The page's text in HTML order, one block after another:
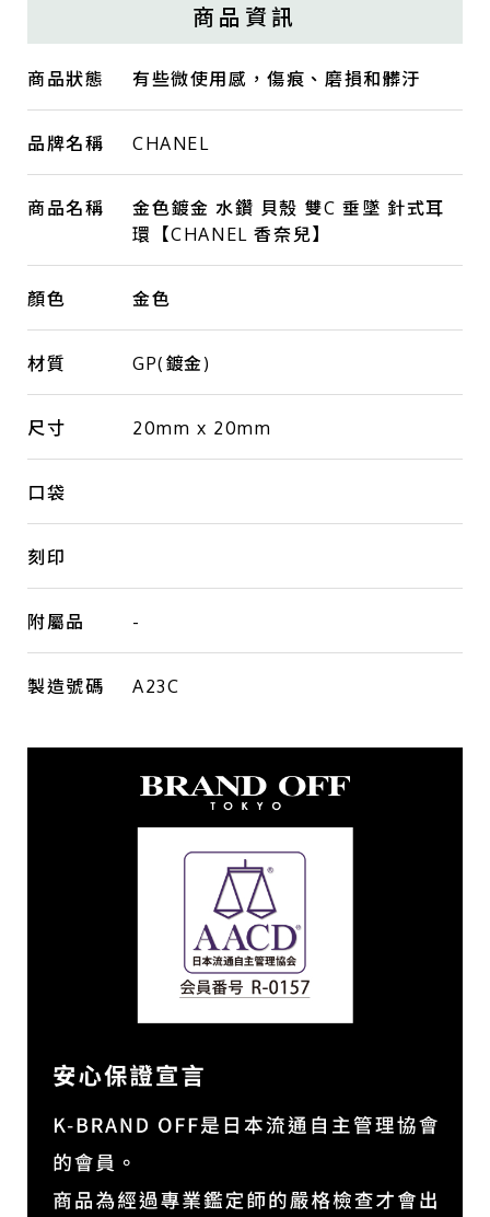
商品資訊
商品狀態 有些微使用感，傷痕、磨損和髒汙
品牌名稱 CHANEL
商品名稱
金色鍍金 水鑽 貝殼 雙C 垂墜 針式耳
環【CHANEL 香奈兒】
顏色 金色
材質 GP(鍍金)
尺寸 20mm x 20mm
口袋
刻印
附屬品 -
製造號碼 A23C